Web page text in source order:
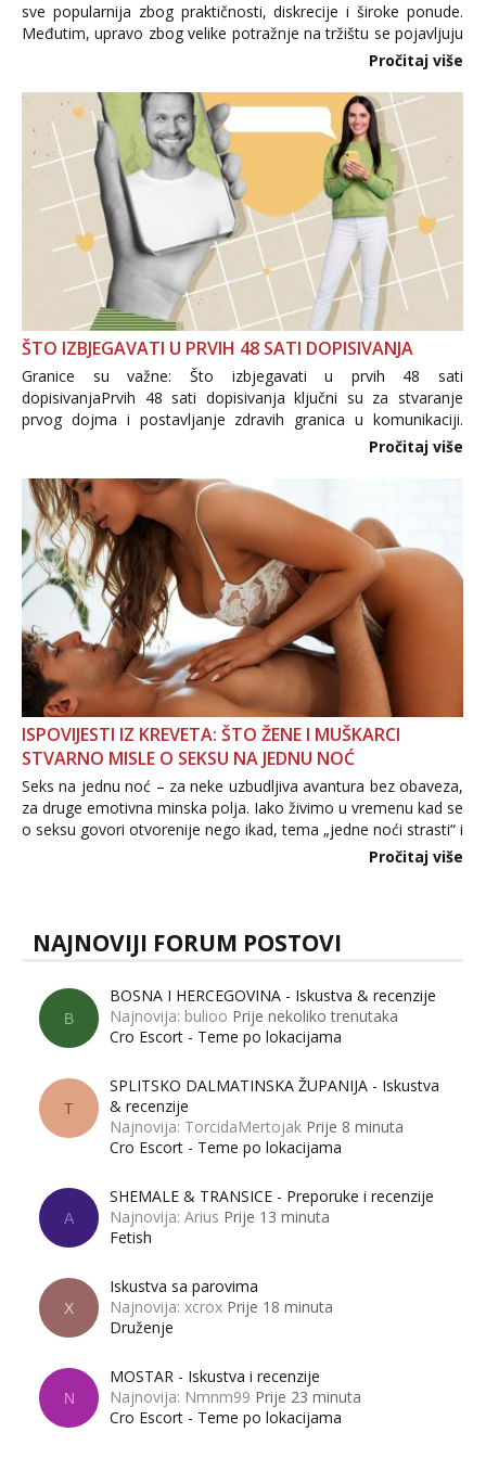
sve popularnija zbog praktičnosti, diskrecije i široke ponude.
Međutim, upravo zbog velike potražnje na tržištu se pojavljuju
i brojni krivotvoreni proizvodi, nepouzdane internetske
Pročitaj više
ŠTO IZBJEGAVATI U PRVIH 48 SATI DOPISIVANJA
Granice su važne: Što izbjegavati u prvih 48 sati
dopisivanjaPrvih 48 sati dopisivanja ključni su za stvaranje
prvog dojma i postavljanje zdravih granica u komunikaciji.
Važno je izbjeći prebrzo otkrivanje osobnih ili intimnih
informacija, jer nepoznata osoba još nije zaslužila to
povjerenje. Takođe...
Pročitaj više
ISPOVIJESTI IZ KREVETA: ŠTO ŽENE I MUŠKARCI
STVARNO MISLE O SEKSU NA JEDNU NOĆ
Seks na jednu noć – za neke uzbudljiva avantura bez obaveza,
za druge emotivna minska polja. Iako živimo u vremenu kad se
o seksu govori otvorenije nego ikad, tema „jedne noći strasti“ i
dalje izaziva burne rasprave. Što zapravo misle žene, a što
Pročitaj više
NAJNOVIJI FORUM POSTOVI
B
BOSNA I HERCEGOVINA - Iskustva & recenzije
Najnovija: bulioo Prije nekoliko trenutaka
Cro Escort - Teme po lokacijama
T
SPLITSKO DALMATINSKA ŽUPANIJA - Iskustva
& recenzije
Najnovija: TorcidaMertojak Prije 8 minuta
Cro Escort - Teme po lokacijama
A
SHEMALE & TRANSICE - Preporuke i recenzije
Najnovija: Arius Prije 13 minuta
Fetish
X
Iskustva sa parovima
Najnovija: xcrox Prije 18 minuta
Druženje
N
MOSTAR - Iskustva i recenzije
Najnovija: Nmnm99 Prije 23 minuta
Cro Escort - Teme po lokacijama